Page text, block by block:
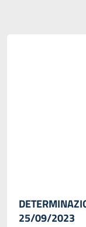
25/09/2023